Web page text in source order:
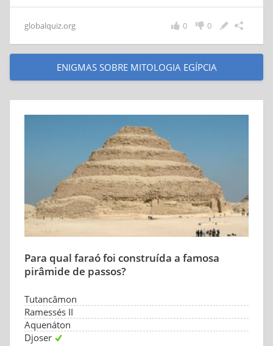
globalquiz.org 0
0
ENIGMAS SOBRE MITOLOGIA EGÍPCIA
Para qual faraó foi construída a famosa
pirâmide de passos?
Tutancâmon
Ramessés II
Aquenáton
Djoser